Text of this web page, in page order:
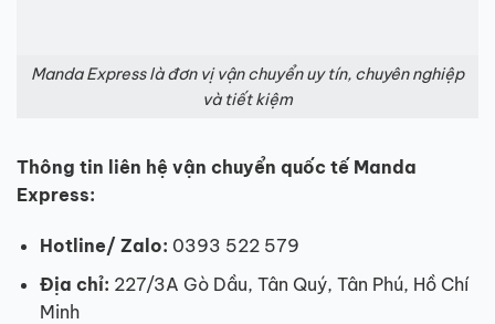
Manda Express là đơn vị vận chuyển uy tín, chuyên nghiệp
và tiết kiệm
Thông tin liên hệ vận chuyển quốc tế Manda
Express:
Hotline/ Zalo: 0393 522 579
Địa chỉ: 227/3A Gò Dầu, Tân Quý, Tân Phú, Hồ Chí
Minh